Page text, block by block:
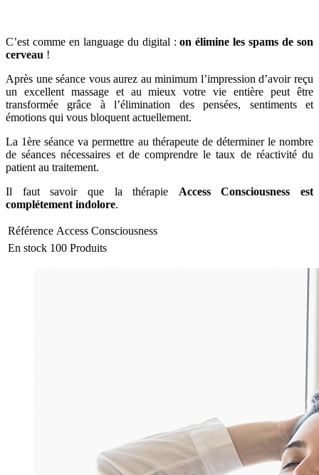
C’est comme en language du digital :on élimine les spams de son
cerveau !
Après une séance vous aurez au minimum l’impression d’avoir reçu
un excellent massage et au mieux votre vie entière peut être
transformée grâce à l’élimination des pensées, sentiments et
émotions qui vous bloquent actuellement.
La 1ère séance va permettre au thérapeute de déterminer le nombre
de séances nécessaires et de comprendre le taux de réactivité du
patient au traitement.
Il faut savoir que la thérapie Access Consciousness est
complétement indolore.
Référence Access Consciousness
En stock 100 Produits